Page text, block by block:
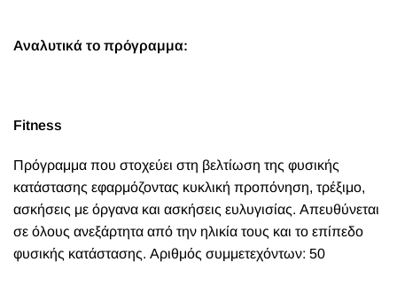
Αναλυτικά το πρόγραμμα:
Fitness
Πρόγραμμα που στοχεύει στη βελτίωση της φυσικής
κατάστασης εφαρμόζοντας κυκλική προπόνηση, τρέξιμο,
ασκήσεις με όργανα και ασκήσεις ευλυγισίας. Απευθύνεται
σε όλους ανεξάρτητα από την ηλικία τους και το επίπεδο
φυσικής κατάστασης. Αριθμός συμμετεχόντων: 50